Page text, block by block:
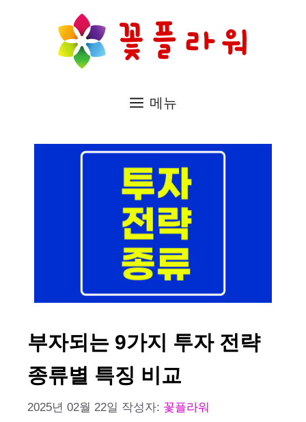
메뉴
부자되는 9가지 투자 전략
종류별 특징 비교
2025년 02월 22일 작성자: 꽃플라워